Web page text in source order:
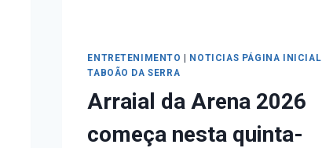
ENTRETENIMENTO | NOTICIAS PÁGINA INICIAL
TABOÃO DA SERRA
Arraial da Arena 2026
começa nesta quinta-